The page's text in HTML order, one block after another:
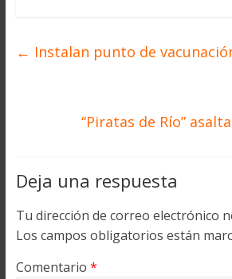
← Instalan punto de
“Piratas de Río”
Deja una respuesta
Tu dirección de correo electrónico
Los campos obligatorios están
Comentario *